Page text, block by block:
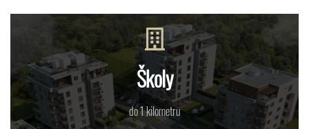
Školy
do 1 kilometru